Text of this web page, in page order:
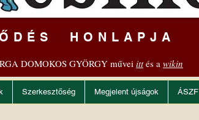
HONLAPJA
DOMOKOS GYÖRGY műveiittés a wikin
Szerkesztőség Megjelent újságok ÁSZF